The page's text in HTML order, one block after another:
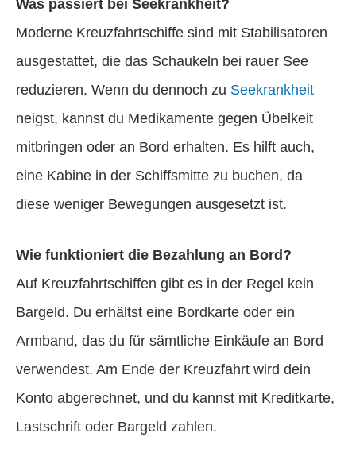
Was passiert bei Seekrankheit?
Moderne Kreuzfahrtschiffe sind mit Stabilisatoren
ausgestattet, die das Schaukeln bei rauer See
reduzieren. Wenn du dennoch zu Seekrankheit
neigst, kannst du Medikamente gegen Übelkeit
mitbringen oder an Bord erhalten. Es hilft auch,
eine Kabine in der Schiffsmitte zu buchen, da
diese weniger Bewegungen ausgesetzt ist.
Wie funktioniert die Bezahlung an Bord?
Auf Kreuzfahrtschiffen gibt es in der Regel kein
Bargeld. Du erhältst eine Bordkarte oder ein
Armband, das du für sämtliche Einkäufe an Bord
verwendest. Am Ende der Kreuzfahrt wird dein
Konto abgerechnet, und du kannst mit Kreditkarte,
Lastschrift oder Bargeld zahlen.